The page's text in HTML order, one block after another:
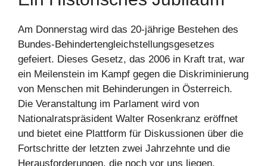
Am Donnerstag wird das 20-jährige Bestehen des
Bundes-Behindertengleichstellungsgesetzes
gefeiert. Dieses Gesetz, das 2006 in Kraft trat, war
ein Meilenstein im Kampf gegen die Diskriminierung
von Menschen mit Behinderungen in Österreich.
Die Veranstaltung im Parlament wird von
Nationalratspräsident Walter Rosenkranz eröffnet
und bietet eine Plattform für Diskussionen über die
Fortschritte der letzten zwei Jahrzehnte und die
Herausforderungen, die noch vor uns liegen.